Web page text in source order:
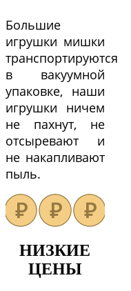
Большие
игрушки мишки
транспортируются
в вакуумной
упаковке, наши
игрушки ничем
не пахнут, не
отсыревают и
не накапливают
пыль.
НИЗКИЕ
ЦЕНЫ